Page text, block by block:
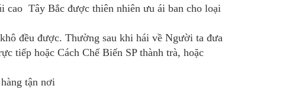
cao Tây Bắc được thiên nhiên ưu ái ban cho loại
đều được. Thường sau khi hái về Người ta đưa
tiếp hoặc Cách Chế Biến SP thành trà, hoặc
tận nơi